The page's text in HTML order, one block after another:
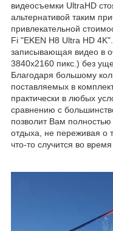
видеосъемки UltraHD
альтернативой таким
привлекательной
Fi "EKEN H8 Ultra HD
записывающая видео в
3840х2160 пикс.) без
Благодаря большому
поставляемых в
практически в любых
сравнению с
позволит Вам полностью
отдыха, не переживая о
что-то случится во